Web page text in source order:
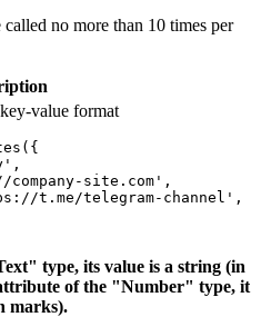
no more than 10 times per
value format
company-site.com',
t.me/telegram-channel',
type, its value is a string (in
of the "Number" type, it
marks).